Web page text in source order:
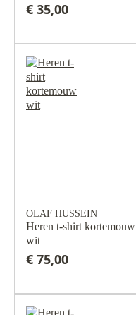
€ 35,00
OLAF HUSSEIN
Heren t-shirt kortemouw
wit
€ 75,00